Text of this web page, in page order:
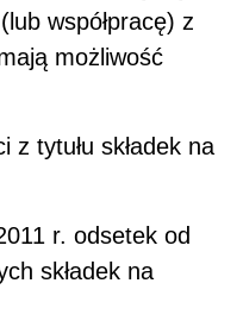
współpracę) z
możliwość
z tytułu składek na
r. odsetek od
składek na